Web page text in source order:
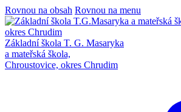
Rovnou na obsah Rovnou na menu
Základní škola T. G. Masaryka
a mateřská škola,
Chroustovice, okres Chrudim